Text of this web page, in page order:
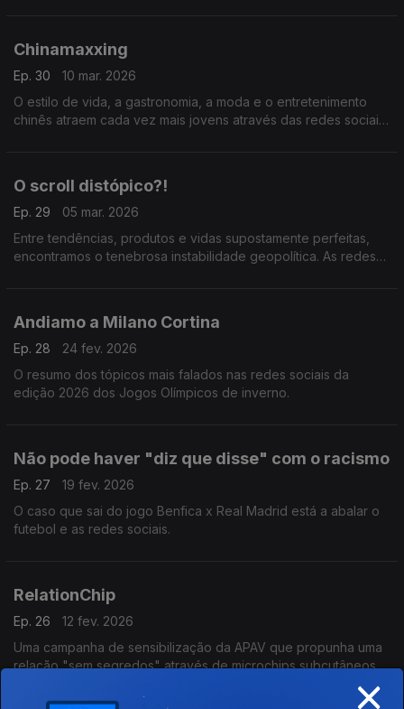
Chinamaxxing
Ep. 30
10 mar. 2026
O estilo de vida, a gastronomia, a moda e o entretenimento
chinês atraem cada vez mais jovens através das redes sociais.
O scroll distópico?!
Ep. 29
05 mar. 2026
Entre tendências, produtos e vidas supostamente perfeitas,
encontramos o tenebrosa instabilidade geopolítica. As redes
Andiamo a Milano Cortina
Ep. 28
24 fev. 2026
O resumo dos tópicos mais falados nas redes sociais da
edição 2026 dos Jogos Olímpicos de inverno.
Não pode haver "diz que disse" com o racismo
Ep. 27
19 fev. 2026
O caso que sai do jogo Benfica x Real Madrid está a abalar o
futebol e as redes sociais.
RelationChip
Ep. 26
12 fev. 2026
Uma campanha de sensibilização da APAV que propunha uma
relação "sem segredos" através de microchips subcutâneos.
Um produto que indignou as redes e levou a reflexão sobre
abusos e controlo nas relações amorosas.
×